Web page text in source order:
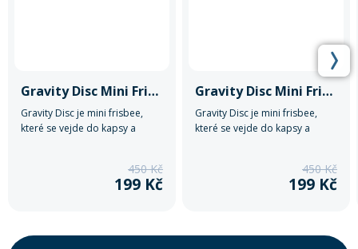
Gravity Disc Mini Frisbee-černý
Gravity Disc je mini frisbee,
které se vejde do kapsy a
450 Kč
199 Kč
Gravity Disc Mini Frisbee-oranžový
Gravity Disc je mini frisbee,
které se vejde do kapsy a
450 Kč
199 Kč